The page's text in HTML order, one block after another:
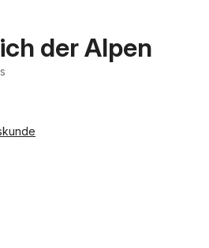
der Alpen